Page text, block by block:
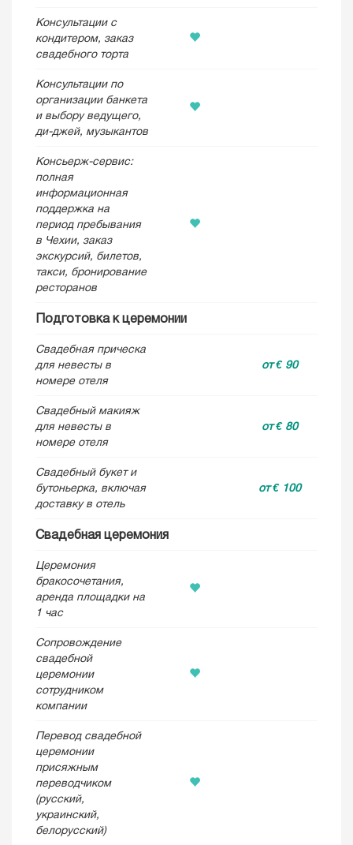
Консультации с
кондитером, заказ
свадебного торта
Консультации по
организации банкета
и выбору ведущего,
ди-джей, музыкантов
Консьерж-сервис:
полная
информационная
поддержка на
период пребывания
в Чехии, заказ
экскурсий, билетов,
такси, бронирование
ресторанов
Подготовка к церемонии
Свадебная прическа
для невесты в
номере отеля
от € 90
Свадебный макияж
для невесты в
номере отеля
от € 80
Свадебный букет и
бутоньерка, включая
доставку в отель
от € 100
Свадебная церемония
Церемония
бракосочетания,
аренда площадки на
1 час
Сопровождение
свадебной
церемонии
сотрудником
компании
Перевод свадебной
церемонии
присяжным
переводчиком
(русский,
украинский,
белорусский)